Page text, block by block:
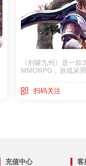
《剑啸九州》是一款
MMORPG，游戏采
扫码关注
充值中心 客